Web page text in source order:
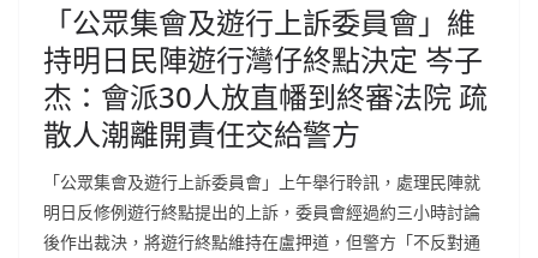
「公眾集會及遊行上訴委員會」維
持明日民陣遊行灣仔終點決定 岑子
杰：會派30人放直幡到終審法院 疏
散人潮離開責任交給警方
「公眾集會及遊行上訴委員會」上午舉行聆訊，處理民陣就
明日反修例遊行終點提出的上訴，委員會經過約三小時討論
後作出裁決，將遊行終點維持在盧押道，但警方「不反對通